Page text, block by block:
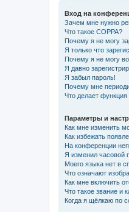
Вход на
Зачем мне нужно
Что такое COPPA?
Почему я не могу
Я только что
Почему я не могу
Я давно
Я забыл пароль!
Почему мне
Что делает
Параметры и
Как мне изменить
Как избежать
На конференции
Я изменил часовой
Моего языка нет в
Что означают
Как мне включить
Что такое звание и
Когда я щёлкаю по